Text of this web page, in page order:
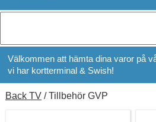
Välkommen att hämta dina varor på
vi har kortterminal & Swish!
Back TV/ Tillbehör GVP